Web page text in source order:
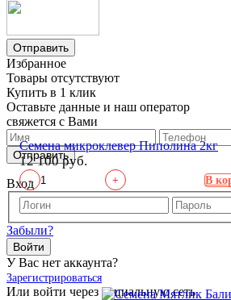
Семена микроклевер Пиполина 2кг
12 100 руб.
- + В
Отправить
Избранное
Товары отсутствуют
Купить в 1 клик
Оставьте данные и наш оператор
свяжется с Вами
Отправить
Вход
Забыли?
Войти
У Вас нет аккаунта?
Зарегистрироваться
Или войти через социальную сеть